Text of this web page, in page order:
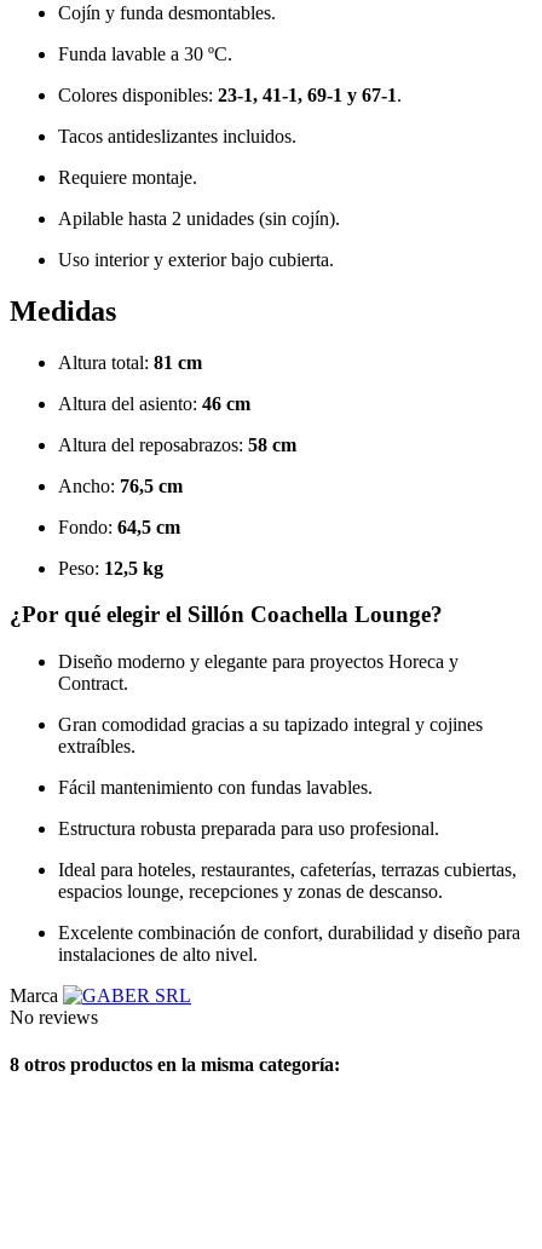
Cojín y funda desmontables.
Funda lavable a 30 ºC.
Colores disponibles: 23-1, 41-1, 69-1 y 67-1.
Tacos antideslizantes incluidos.
Requiere montaje.
Apilable hasta 2 unidades (sin cojín).
Uso interior y exterior bajo cubierta.
Medidas
Altura total: 81 cm
Altura del asiento: 46 cm
Altura del reposabrazos: 58 cm
Ancho: 76,5 cm
Fondo: 64,5 cm
Peso: 12,5 kg
¿Por qué elegir el Sillón Coachella Lounge?
Diseño moderno y elegante para proyectos Horeca y
Contract.
Gran comodidad gracias a su tapizado integral y cojines
extraíbles.
Fácil mantenimiento con fundas lavables.
Estructura robusta preparada para uso profesional.
Ideal para hoteles, restaurantes, cafeterías, terrazas cubiertas,
espacios lounge, recepciones y zonas de descanso.
Excelente combinación de confort, durabilidad y diseño para
instalaciones de alto nivel.
Marca
No reviews
8 otros productos en la misma categoría: